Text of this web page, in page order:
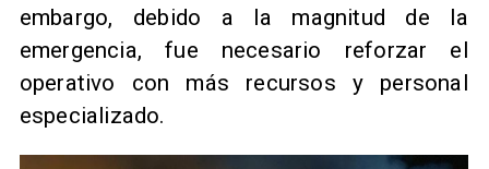
embargo, debido a la magnitud de la
emergencia, fue necesario reforzar el
operativo con más recursos y personal
especializado.